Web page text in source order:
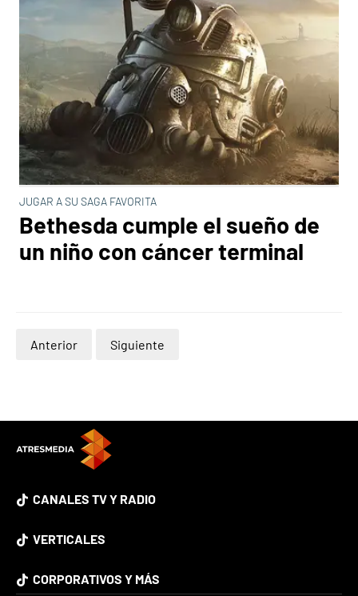
JUGAR A SU SAGA FAVORITA
Bethesda cumple el sueño de
un niño con cáncer terminal
Anterior Siguiente
CANALES TV Y RADIO
VERTICALES
CORPORATIVOS Y MÁS